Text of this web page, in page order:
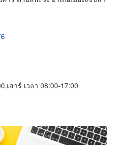
เสาร์ เวลา 08:00-17:00